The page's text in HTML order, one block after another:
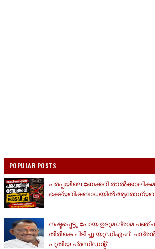
POPULAR POSTS
പരപ്പയിലെ ബേക്കറി
ഭക്ഷ്യവിഷബാധയിൽ
നഷ്ടപ്പെട്ടു പോയ ഉദുമ ഗ്രാമ
തിരികെ പിടിച്ചു
പുതിയ പ്രസിഡന്റ്